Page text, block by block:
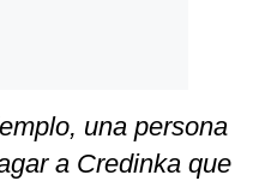
una persona
a Credinka que